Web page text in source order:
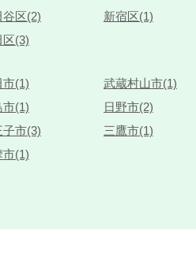
谷区(2)
新宿区(1)
区(3)
市(1)
武蔵村山市(1)
市(1)
日野市(2)
子市(3)
三鷹市(1)
市(1)